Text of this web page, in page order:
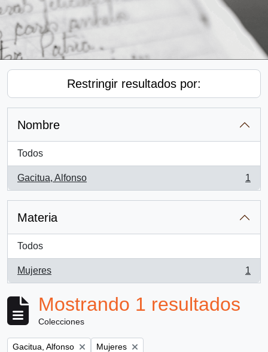
Restringir resultados por:
Nombre
Todos
Gacitua, Alfonso
, 1 resultados
1
Materia
Todos
Mujeres
, 1 resultados
1
Mostrando 1 resultados
Colecciones
Remove filter:
Gacitua, Alfonso Remove filter:
Mujeres